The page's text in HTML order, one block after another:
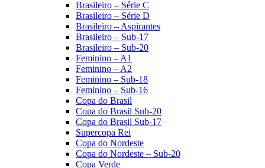
Brasileiro – Série C
Brasileiro – Série D
Brasileiro – Aspirantes
Brasileiro – Sub-17
Brasileiro – Sub-20
Feminino – A1
Feminino – A2
Feminino – Sub-18
Feminino – Sub-16
Copa do Brasil
Copa do Brasil Sub-20
Copa do Brasil Sub-17
Supercopa Rei
Copa do Nordeste
Copa do Nordeste – Sub-20
Copa Verde